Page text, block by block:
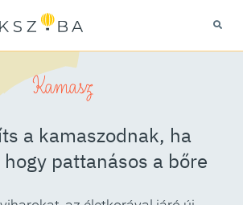
Kamasz
a kamaszodnak, ha
pattanásos a bőre